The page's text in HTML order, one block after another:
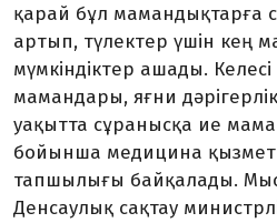
қарай бұл мамандықтарға
артып, түлектер үшін кең
мүмкіндіктер ашады.
маман­дары, яғни
уақытта сұранысқа ие
бойынша медицина
тапшылығы байқалады.
Денсаулық сақтау